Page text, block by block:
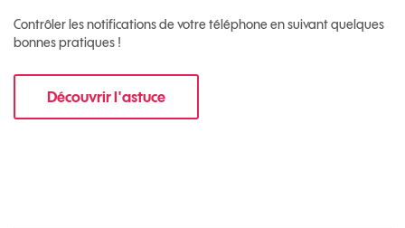
Contrôler les notifications de votre téléphone en suivant quelques
bonnes pratiques !
Découvrir l'astucepour Comment limiter les notifications sur